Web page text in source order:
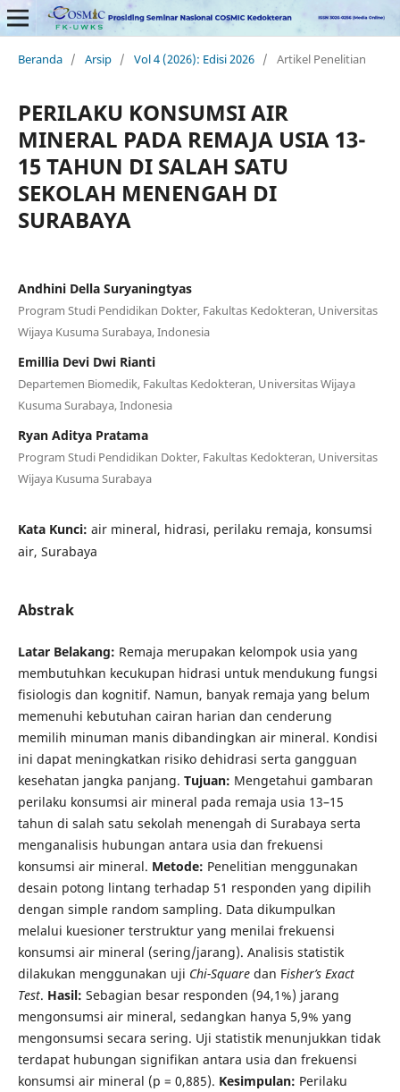
Beranda / Arsip / Vol 4 (2026): Edisi 2026 / Artikel Penelitian
PERILAKU KONSUMSI AIR
MINERAL PADA REMAJA USIA 13-
15 TAHUN DI SALAH SATU
SEKOLAH MENENGAH DI
SURABAYA
Andhini Della Suryaningtyas
Program Studi Pendidikan Dokter, Fakultas Kedokteran, Universitas
Wijaya Kusuma Surabaya, Indonesia
Emillia Devi Dwi Rianti
Departemen Biomedik, Fakultas Kedokteran, Universitas Wijaya
Kusuma Surabaya, Indonesia
Ryan Aditya Pratama
Program Studi Pendidikan Dokter, Fakultas Kedokteran, Universitas
Wijaya Kusuma Surabaya
Kata Kunci: air mineral, hidrasi, perilaku remaja, konsumsi
air, Surabaya
Abstrak
Latar Belakang: Remaja merupakan kelompok usia yang
membutuhkan kecukupan hidrasi untuk mendukung fungsi
fisiologis dan kognitif. Namun, banyak remaja yang belum
memenuhi kebutuhan cairan harian dan cenderung
memilih minuman manis dibandingkan air mineral. Kondisi
ini dapat meningkatkan risiko dehidrasi serta gangguan
kesehatan jangka panjang. Tujuan: Mengetahui gambaran
perilaku konsumsi air mineral pada remaja usia 13–15
tahun di salah satu sekolah menengah di Surabaya serta
menganalisis hubungan antara usia dan frekuensi
konsumsi air mineral. Metode: Penelitian menggunakan
desain potong lintang terhadap 51 responden yang dipilih
dengan simple random sampling. Data dikumpulkan
melalui kuesioner terstruktur yang menilai frekuensi
konsumsi air mineral (sering/jarang). Analisis statistik
dilakukan menggunakan uji Chi-Squaredan Fisher’s Exact
Test. Hasil: Sebagian besar responden (94,1%) jarang
mengonsumsi air mineral, sedangkan hanya 5,9% yang
mengonsumsi secara sering. Uji statistik menunjukkan tidak
terdapat hubungan signifikan antara usia dan frekuensi
konsumsi air mineral (p = 0,885). Kesimpulan: Perilaku